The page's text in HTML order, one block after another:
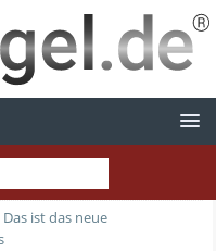
ist das neue